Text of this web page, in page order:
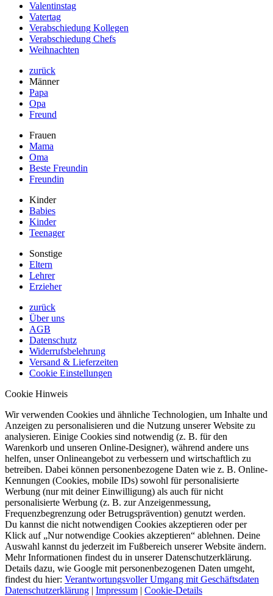
Valentinstag
Vatertag
Verabschiedung Kollegen
Verabschiedung Chefs
Weihnachten
zurück
Männer
Papa
Opa
Freund
Frauen
Mama
Oma
Beste Freundin
Freundin
Kinder
Babies
Kinder
Teenager
Sonstige
Eltern
Lehrer
Erzieher
zurück
Über uns
AGB
Datenschutz
Widerrufsbelehrung
Versand & Lieferzeiten
Cookie Einstellungen
Cookie Hinweis
Wir verwenden Cookies und ähnliche Technologien, um Inhalte und
Anzeigen zu personalisieren und die Nutzung unserer Website zu
analysieren. Einige Cookies sind notwendig (z. B. für den
Warenkorb und unseren Online-Designer), während andere uns
helfen, unser Onlineangebot zu verbessern und wirtschaftlich zu
betreiben. Dabei können personenbezogene Daten wie z. B. Online-
Kennungen (Cookies, mobile IDs) sowohl für personalisierte
Werbung (nur mit deiner Einwilligung) als auch für nicht
personalisierte Werbung (z. B. zur Anzeigenmessung,
Frequenzbegrenzung oder Betrugsprävention) genutzt werden.
Du kannst die nicht notwendigen Cookies akzeptieren oder per
Klick auf „Nur notwendige Cookies akzeptieren“ ablehnen. Deine
Auswahl kannst du jederzeit im Fußbereich unserer Website ändern.
Mehr Informationen findest du in unserer Datenschutzerklärung.
Details dazu, wie Google mit personenbezogenen Daten umgeht,
findest du hier: Verantwortungsvoller Umgang mit Geschäftsdaten
Datenschutzerklärung | Impressum | Cookie-Details